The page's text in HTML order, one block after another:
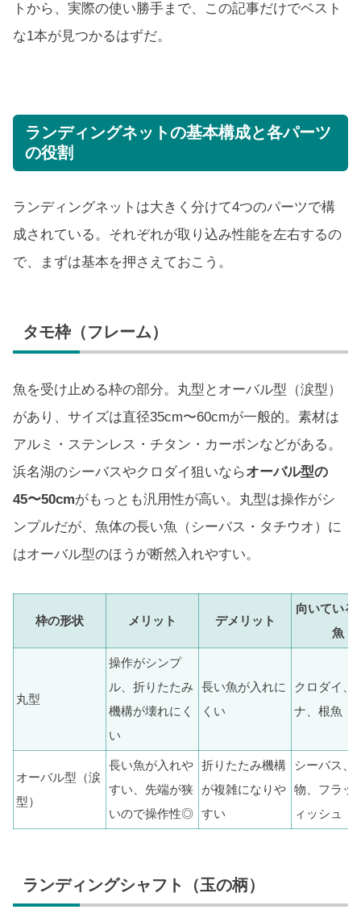
トから、実際の使い勝手まで、この記事だけでベスト
な1本が見つかるはずだ。
ランディングネットの基本構成と各パーツ
の役割
ランディングネットは大きく分けて4つのパーツで構
成されている。それぞれが取り込み性能を左右するの
で、まずは基本を押さえておこう。
タモ枠（フレーム）
魚を受け止める枠の部分。丸型とオーバル型（涙型）
があり、サイズは直径35cm〜60cmが一般的。素材は
アルミ・ステンレス・チタン・カーボンなどがある。
浜名湖のシーバスやクロダイ狙いならオーバル型の
45〜50cmがもっとも汎用性が高い。丸型は操作がシ
ンプルだが、魚体の長い魚（シーバス・タチウオ）に
はオーバル型のほうが断然入れやすい。
枠の形状 メリット デメリット
向いている
魚
丸型
操作がシンプ
ル、折りたたみ
機構が壊れにく
い
長い魚が入れに
くい
クロダイ、
ナ、根魚
オーバル型（涙
型）
長い魚が入れや
すい、先端が狭
いので操作性◎
折りたたみ機構
が複雑になりや
すい
シーバス、
物、フラッ
ィッシュ
ランディングシャフト（玉の柄）